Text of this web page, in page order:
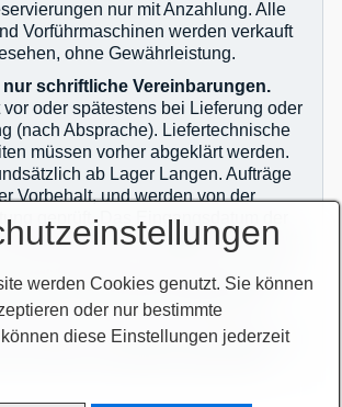
nur mit Anzahlung. Alle
Vorführmaschinen werden verkauft
ohne Gewährleistung.
nur schriftliche Vereinbarungen.
oder spätestens bei Lieferung oder
(nach Absprache). Liefertechnische
müssen vorher abgeklärt werden.
ab Lager Langen. Aufträge
Vorbehalt, und werden von der
geprüft. Das Eingangsdatum der
Mehrfachverkauf maßgebend. Es gilt
Klärung! Im Übrigen gelten
Geschäftsbedingungen.
AGB`s auf unserer Homepage im
unseren Auftragsbestätigungen.
werden Cookies genutzt. Sie können
oder nur bestimmte
diese Einstellungen jederzeit